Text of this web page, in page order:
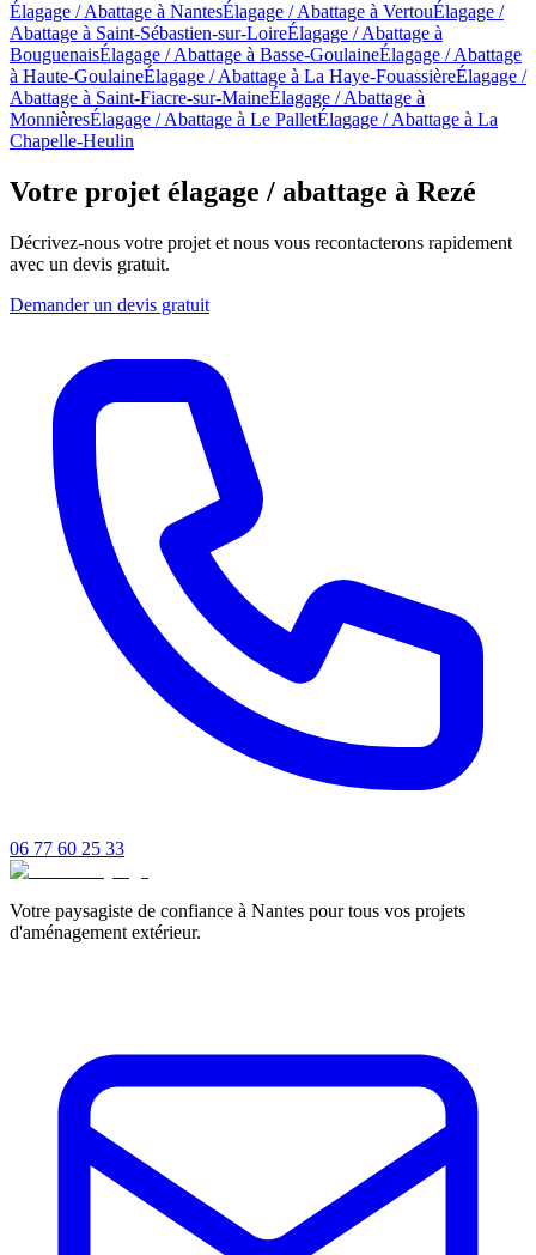
Élagage / Abattage à NantesÉlagage / Abattage à VertouÉlagage /
Abattage à Saint-Sébastien-sur-LoireÉlagage / Abattage à
BouguenaisÉlagage / Abattage à Basse-GoulaineÉlagage / Abattage
à Haute-GoulaineÉlagage / Abattage à La Haye-FouassièreÉlagage /
Abattage à Saint-Fiacre-sur-MaineÉlagage / Abattage à
MonnièresÉlagage / Abattage à Le PalletÉlagage / Abattage à La
Chapelle-Heulin
Votre projet élagage / abattage à Rezé
Décrivez-nous votre projet et nous vous recontacterons rapidement
avec un devis gratuit.
Demander un devis gratuit
06 77 60 25 33
Votre paysagiste de confiance à Nantes pour tous vos projets
d'aménagement extérieur.